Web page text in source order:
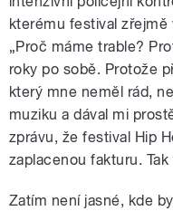
kterému festival
„Proč máme trable?
roky po sobě. Protože
který mne neměl rád,
muziku a dával mi
zprávu, že festival Hip
zaplacenou fakturu.
Zatím není jasné, kde